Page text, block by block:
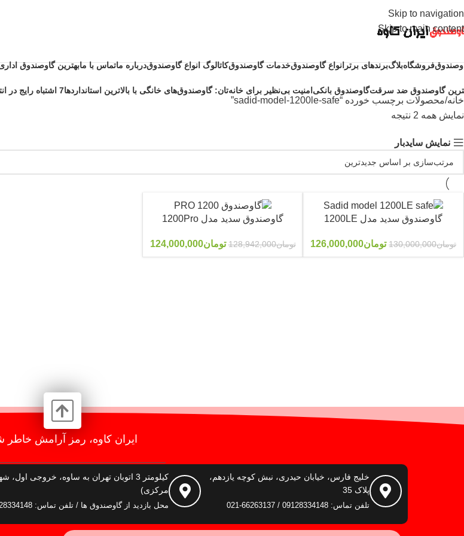
Skip to navigation
Skip to main content
فروشگاهبلاگبرندهای برترانواع گاوصندوقخدمات گاوصندوقکاتالوگ انواع گاوصندوقدرباره ماتماس با مابهترین گاوصندوق
گاوصندوق ضد سرقتگاوصندوق بانکیامنیت بی‌نظیر برای خانه‌تان: گاوصندوق‌های خانگی با بالاترین استانداردها7 اشتباه رایج در انتخاب و استفاده از گاوصندوق خانگی ضد حریق
خانه محصولات برچسب خورده “sadid-model-1200le-safe”
نمایش همه 2 نتیجه
نمایش سایدبار
-3%
گاوصندوق سدید مدل 1200LE
تومان130,000,000 تومان126,000,000
-4%
گاوصندوق سدید مدل 1200Pro
تومان128,942,000 تومان124,000,000
ایران کاوه، رمز آرامش خاطر
خلیج فارس، خیابان حیدری، نبش کوچه یازدهم،
پلاک 35
تلفن تماس: 09128334148 / 66263137-021
کیلومتر 3 اتوبان تهران به ساوه، خروجی
مرکزی)
محل بازدید از گاوصندوق ها / تلفن تماس: 09128334148 / 09102230225